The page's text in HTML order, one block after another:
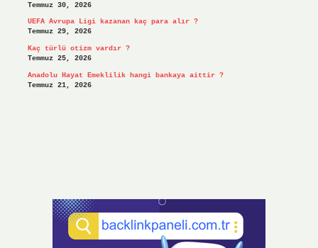
Temmuz 30, 2026
UEFA Avrupa Ligi kazanan kaç para alır ?
Temmuz 29, 2026
Kaç türlü otizm vardır ?
Temmuz 25, 2026
Anadolu Hayat Emeklilik hangi bankaya aittir ?
Temmuz 21, 2026